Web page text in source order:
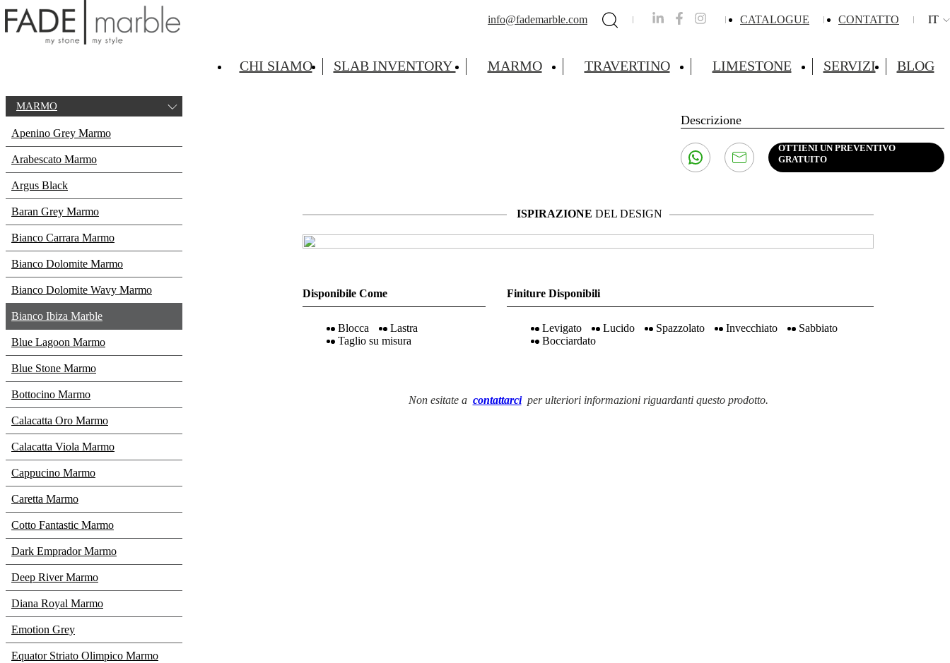
info@fademarble.com CATALOGUE CONTATTO IT
CHI SIAMO SLAB INVENTORY MARMO TRAVERTINO LIMESTONE SERVIZI BLOG
MARMO
MARMO
Apenino Grey Marmo
Arabescato Marmo
Argus Black
Baran Grey Marmo
Bianco Carrara Marmo
Bianco Dolomite Marmo
Bianco Dolomite Wavy Marmo
Bianco Ibiza Marble
Blue Lagoon Marmo
Blue Stone Marmo
Bottocino Marmo
Calacatta Oro Marmo
Calacatta Viola Marmo
Cappucino Marmo
Caretta Marmo
Cotto Fantastic Marmo
Dark Emprador Marmo
Deep River Marmo
Diana Royal Marmo
Emotion Grey
Equator Striato Olimpico Marmo
Descrizione
OTTIENI UN PREVENTIVO
GRATUITO
ISPIRAZIONE DEL DESIGN
Disponibile Come
Blocca
Lastra
Taglio su misura
Finiture Disponibili
Levigato Lucido Spazzolato Invecchiato
Sabbiato
Bocciardato
Non esitate a contattarciper ulteriori informazioni riguardanti questo prodotto.